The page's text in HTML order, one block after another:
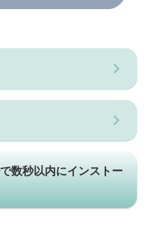
数秒以内にインストー